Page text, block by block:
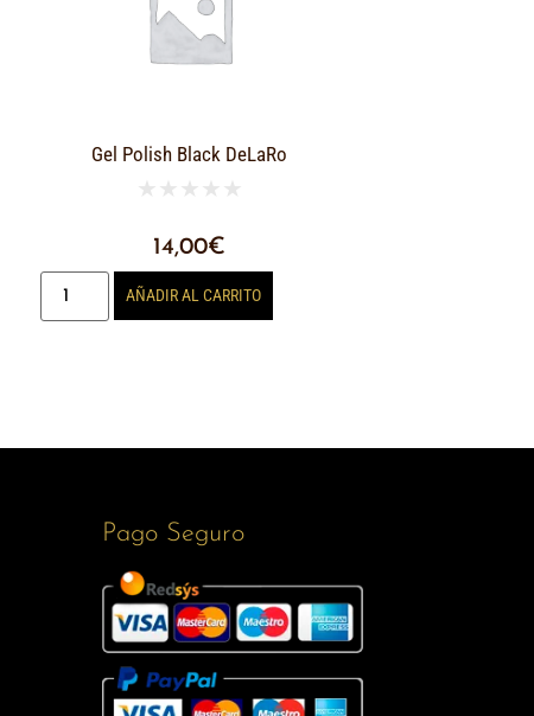
Gel Polish Black DeLaRo
★ ★ ★ ★ ★
14,00€
AÑADIR AL CARRITO
Pago Seguro